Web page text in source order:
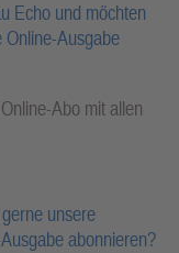
Echo und möchten
Online-Ausgabe
Abo mit allen
unsere
abonnieren?